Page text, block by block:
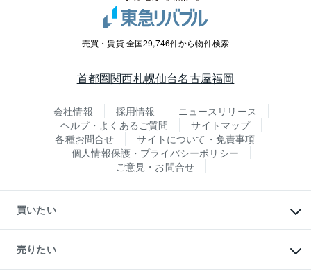
売買・賃貸 全国29,746件から物件検索
首都圏関西札幌仙台名古屋福岡
会社情報 採用情報
ニュースリリース
ヘルプ・よくあるご質問
サイトマップ
各種お問合せ
サイトについて・免責事項
個人情報保護・プライバシーポリシー
ご意見・お問合せ
買いたい
新築・分譲マンションの購入
中古マンションの購入
一戸建ての購入
売りたい